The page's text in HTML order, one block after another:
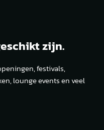
zijn.
festivals,
lounge events en veel